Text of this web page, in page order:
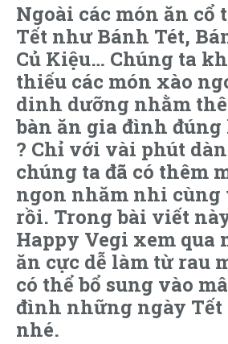
Ngoài các món ăn cổ
Tết như Bánh Tét,
Củ Kiệu… Chúng ta
thiếu các món xào
dinh dưỡng nhằm
bàn ăn gia đình
? Chỉ với vài phút
chúng ta đã có thêm
ngon nhăm nhi
rồi. Trong bài viết
Happy Vegi xem qua
ăn cực dễ làm từ rau
có thể bổ sung vào
đình những ngày Tết
nhé.